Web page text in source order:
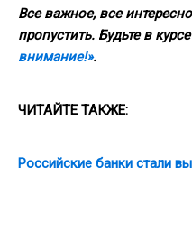
Все важное, все
пропустить. Будьте в
внимание!».
ЧИТАЙТЕ ТАКЖЕ:
Российские банки стали